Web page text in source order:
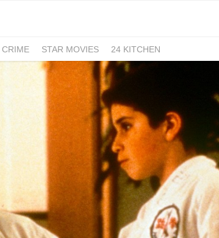
CRIME STAR MOVIES
24 KITCHEN